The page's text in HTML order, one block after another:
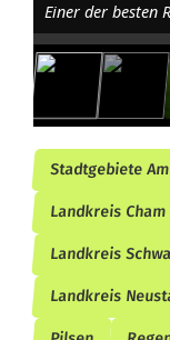
Stadtgebiete
Landkreis Cham
Landkreis
Landkreis